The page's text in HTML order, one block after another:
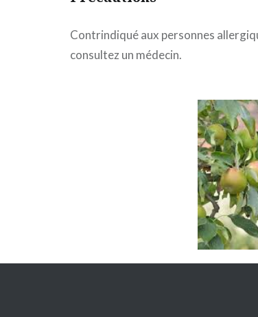
Contrindiqué aux personnes
consultez un médecin.